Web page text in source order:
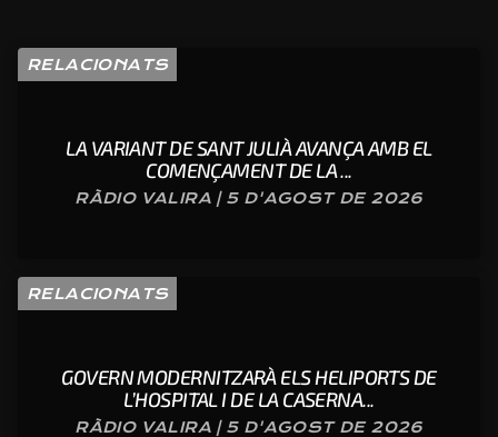
RELACIONATS
LA VARIANT DE SANT JULIÀ AVANÇA AMB EL
COMENÇAMENT DE LA ...
RÀDIO VALIRA | 5 D'AGOST DE 2026
RELACIONATS
GOVERN MODERNITZARÀ ELS HELIPORTS DE
L’HOSPITAL I DE LA CASERNA...
RÀDIO VALIRA | 5 D'AGOST DE 2026